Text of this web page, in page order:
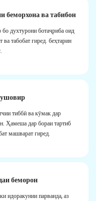
беморхона ва табибон
духтурони ботаҷриба оид
табобат гиред. беҳтарин
тиббӣ ва кӯмак дар
Ҳамеша дар бораи тартиб
машварат гиред.
беморон
идоракунии парванда, аз